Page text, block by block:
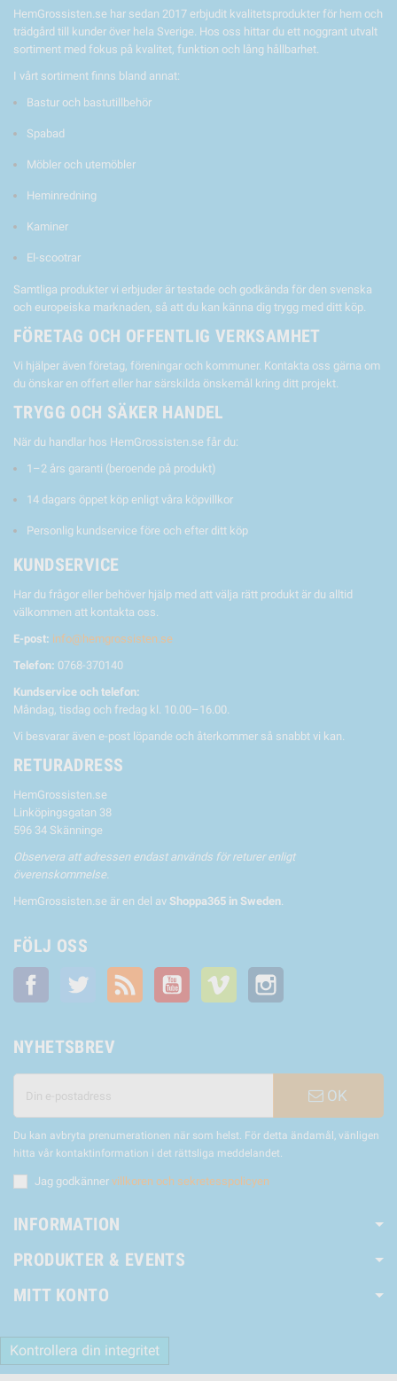
HemGrossisten.se har sedan 2017 erbjudit kvalitetsprodukter för hem och
trädgård till kunder över hela Sverige. Hos oss hittar du ett noggrant utvalt
sortiment med fokus på kvalitet, funktion och lång hållbarhet.
I vårt sortiment finns bland annat:
Bastur och bastutillbehör
Spabad
Möbler och utemöbler
Heminredning
Kaminer
El-scootrar
Samtliga produkter vi erbjuder är testade och godkända för den svenska
och europeiska marknaden, så att du kan känna dig trygg med ditt köp.
FÖRETAG OCH OFFENTLIG VERKSAMHET
Vi hjälper även företag, föreningar och kommuner. Kontakta oss gärna om
du önskar en offert eller har särskilda önskemål kring ditt projekt.
TRYGG OCH SÄKER HANDEL
När du handlar hos HemGrossisten.se får du:
1–2 års garanti (beroende på produkt)
14 dagars öppet köp enligt våra köpvillkor
Personlig kundservice före och efter ditt köp
KUNDSERVICE
Har du frågor eller behöver hjälp med att välja rätt produkt är du alltid
välkommen att kontakta oss.
E-post: info@hemgrossisten.se
Telefon: 0768-370140
Kundservice och telefon:
Måndag, tisdag och fredag kl. 10.00–16.00.
Vi besvarar även e-post löpande och återkommer så snabbt vi kan.
RETURADRESS
HemGrossisten.se
Linköpingsgatan 38
596 34 Skänninge
Observera att adressen endast används för returer enligt
överenskommelse.
HemGrossisten.se är en del av Shoppa365 in Sweden.
FÖLJ OSS
Facebook Twitter RSS YouTube Vimeo
NYHETSBREV
OK
Du kan avbryta prenumerationen när som helst. För detta ändamål, vänligen
hitta vår kontaktinformation i det rättsliga meddelandet.
Jag godkänner villkoren och sekretesspolicyen
INFORMATION
PRODUKTER & EVENTS
MITT KONTO
Kontrollera din integritet